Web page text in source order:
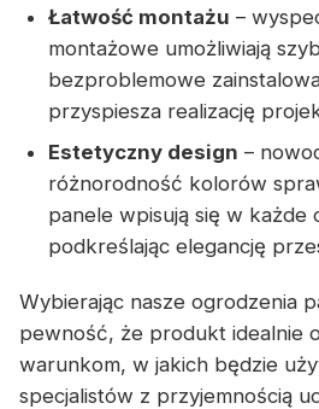
Łatwość montażu –
montażowe umożliwiają
bezproblemowe
przyspiesza realizację
Estetyczny design –
różnorodność kolorów
panele wpisują się w każde
podkreślając elegancję
Wybierając nasze ogrodzenia
pewność, że produkt idealnie
warunkom, w jakich będzie
specjalistów z przyjemnością